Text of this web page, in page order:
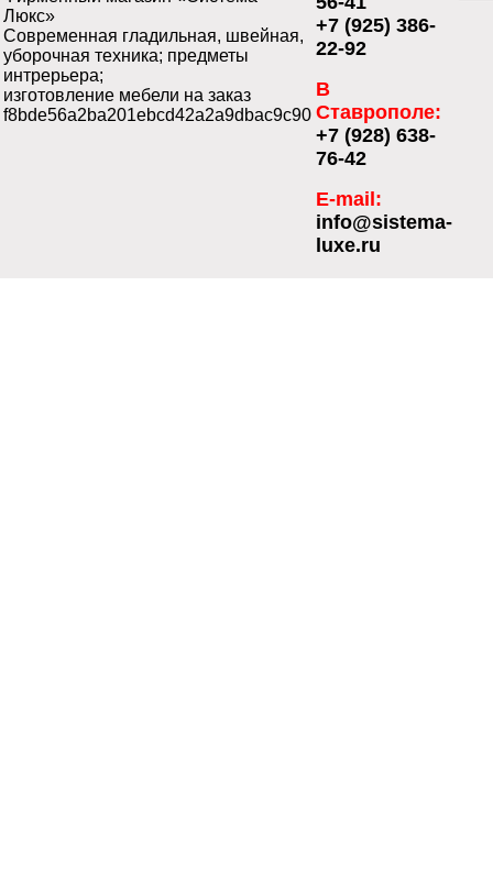
Люкс»
Современная гладильная, швейная,
уборочная техника; предметы
интрерьера;
изготовление мебели на заказ
f8bde56a2ba201ebcd42a2a9dbac9c90
+7 (925) 386-
22-92
В
Ставрополе:
+7 (928) 638-
76-42
E-mail:
info@sistema-
luxe.ru